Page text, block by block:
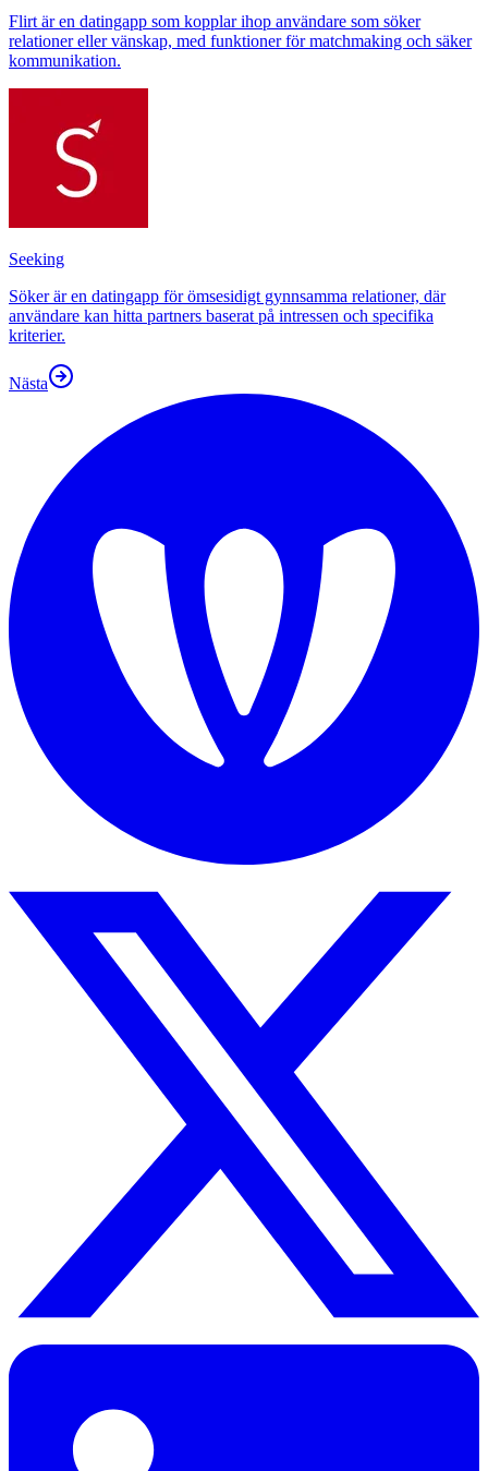
Flirt är en datingapp som kopplar ihop användare som söker
relationer eller vänskap, med funktioner för matchmaking och säker
kommunikation.
Seeking
Söker är en datingapp för ömsesidigt gynnsamma relationer, där
användare kan hitta partners baserat på intressen och specifika
kriterier.
Nästa